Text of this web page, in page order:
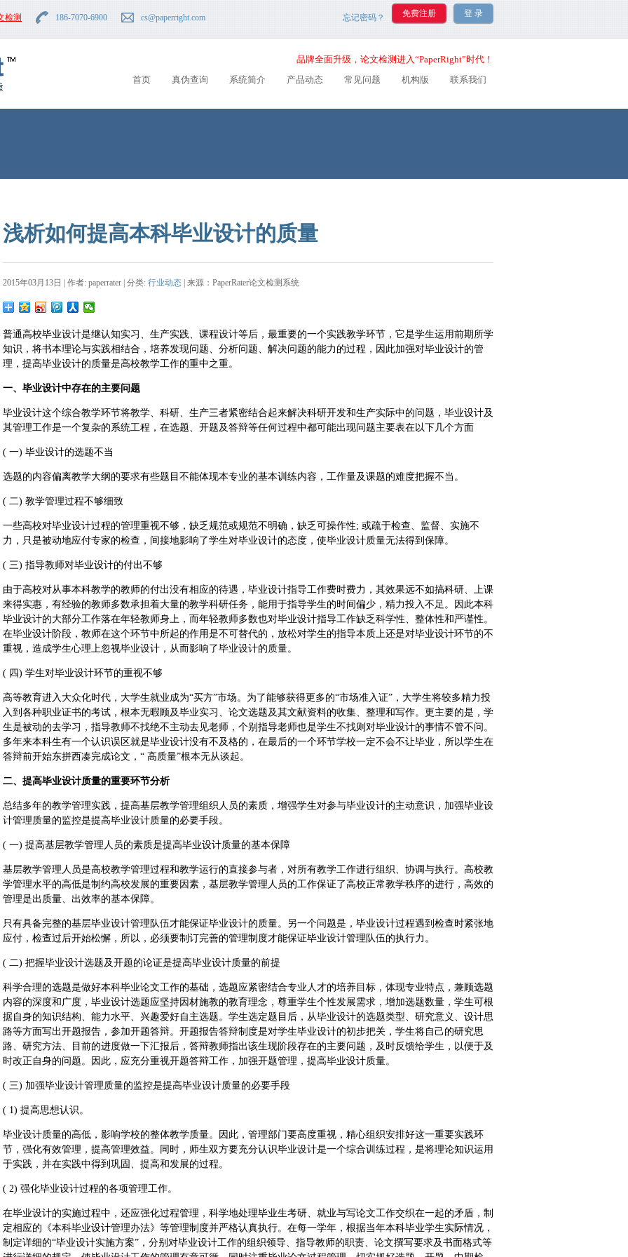
检测 186-7070-6900 cs@paperright.com 忘记密码？
品牌全面升级，论文检测进入“PaperRight”时代！
首页
真伪查询 系统简介 产品动态 常见问题 机构版 联系我们
浅析如何提高本科毕业设计的质量
2015年03月13日 | 作者: paperrater | 分类: 行业动态 | 来源：PaperRater论文检测系统
普通高校毕业设计是继认知实习、生产实践、课程设计等后，最重要的一个实践教学环节，它是学生运用前期所学
知识，将书本理论与实践相结合，培养发现问题、分析问题、解决问题的能力的过程，因此加强对毕业设计的管
理，提高毕业设计的质量是高校教学工作的重中之重。
一、毕业设计中存在的主要问题
毕业设计这个综合教学环节将教学、科研、生产三者紧密结合起来解决科研开发和生产实际中的问题，毕业设计及
其管理工作是一个复杂的系统工程，在选题、开题及答辩等任何过程中都可能出现问题主要表在以下几个方面
( 一) 毕业设计的选题不当
选题的内容偏离教学大纲的要求有些题目不能体现本专业的基本训练内容，工作量及课题的难度把握不当。
( 二) 教学管理过程不够细致
一些高校对毕业设计过程的管理重视不够，缺乏规范或规范不明确，缺乏可操作性; 或疏于检查、监督、实施不
力，只是被动地应付专家的检查，间接地影响了学生对毕业设计的态度，使毕业设计质量无法得到保障。
( 三) 指导教师对毕业设计的付出不够
由于高校对从事本科教学的教师的付出没有相应的待遇，毕业设计指导工作费时费力，其效果远不如搞科研、上课
来得实惠，有经验的教师多数承担着大量的教学科研任务，能用于指导学生的时间偏少，精力投入不足。因此本科
毕业设计的大部分工作落在年轻教师身上，而年轻教师多数也对毕业设计指导工作缺乏科学性、整体性和严谨性。
在毕业设计阶段，教师在这个环节中所起的作用是不可替代的，放松对学生的指导本质上还是对毕业设计环节的不
重视，造成学生心理上忽视毕业设计，从而影响了毕业设计的质量。
( 四) 学生对毕业设计环节的重视不够
高等教育进入大众化时代，大学生就业成为“买方”市场。为了能够获得更多的“市场准入证”，大学生将较多精力投
入到各种职业证书的考试，根本无暇顾及毕业实习、论文选题及其文献资料的收集、整理和写作。更主要的是，学
生是被动的去学习，指导教师不找绝不主动去见老师，个别指导老师也是学生不找则对毕业设计的事情不管不问。
多年来本科生有一个认识误区就是毕业设计没有不及格的，在最后的一个环节学校一定不会不让毕业，所以学生在
答辩前开始东拼西凑完成论文，“ 高质量”根本无从谈起。
二、提高毕业设计质量的重要环节分析
总结多年的教学管理实践，提高基层教学管理组织人员的素质，增强学生对参与毕业设计的主动意识，加强毕业设
计管理质量的监控是提高毕业设计质量的必要手段。
( 一) 提高基层教学管理人员的素质是提高毕业设计质量的基本保障
基层教学管理人员是高校教学管理过程和教学运行的直接参与者，对所有教学工作进行组织、协调与执行。高校教
学管理水平的高低是制约高校发展的重要因素，基层教学管理人员的工作保证了高校正常教学秩序的进行，高效的
管理是出质量、出效率的基本保障。
只有具备完整的基层毕业设计管理队伍才能保证毕业设计的质量。另一个问题是，毕业设计过程遇到检查时紧张地
应付，检查过后开始松懈，所以，必须要制订完善的管理制度才能保证毕业设计管理队伍的执行力。
( 二) 把握毕业设计选题及开题的论证是提高毕业设计质量的前提
科学合理的选题是做好本科毕业论文工作的基础，选题应紧密结合专业人才的培养目标，体现专业特点，兼顾选题
内容的深度和广度，毕业设计选题应坚持因材施教的教育理念，尊重学生个性发展需求，增加选题数量，学生可根
据自身的知识结构、能力水平、兴趣爱好自主选题。学生选定题目后，从毕业设计的选题类型、研究意义、设计思
路等方面写出开题报告，参加开题答辩。开题报告答辩制度是对学生毕业设计的初步把关，学生将自己的研究思
路、研究方法、目前的进度做一下汇报后，答辩教师指出该生现阶段存在的主要问题，及时反馈给学生，以便于及
时改正自身的问题。因此，应充分重视开题答辩工作，加强开题管理，提高毕业设计质量。
( 三) 加强毕业设计管理质量的监控是提高毕业设计质量的必要手段
( 1) 提高思想认识。
毕业设计质量的高低，影响学校的整体教学质量。因此，管理部门要高度重视，精心组织安排好这一重要实践环
节，强化有效管理，提高管理效益。同时，师生双方要充分认识毕业设计是一个综合训练过程，是将理论知识运用
于实践，并在实践中得到巩固、提高和发展的过程。
( 2) 强化毕业设计过程的各项管理工作。
在毕业设计的实施过程中，还应强化过程管理，科学地处理毕业生考研、就业与写论文工作交织在一起的矛盾，制
定相应的《本科毕业设计管理办法》等管理制度并严格认真执行。在每一学年，根据当年本科毕业学生实际情况，
制定详细的“毕业设计实施方案”，分别对毕业设计工作的组织领导、指导教师的职责、论文撰写要求及书面格式等